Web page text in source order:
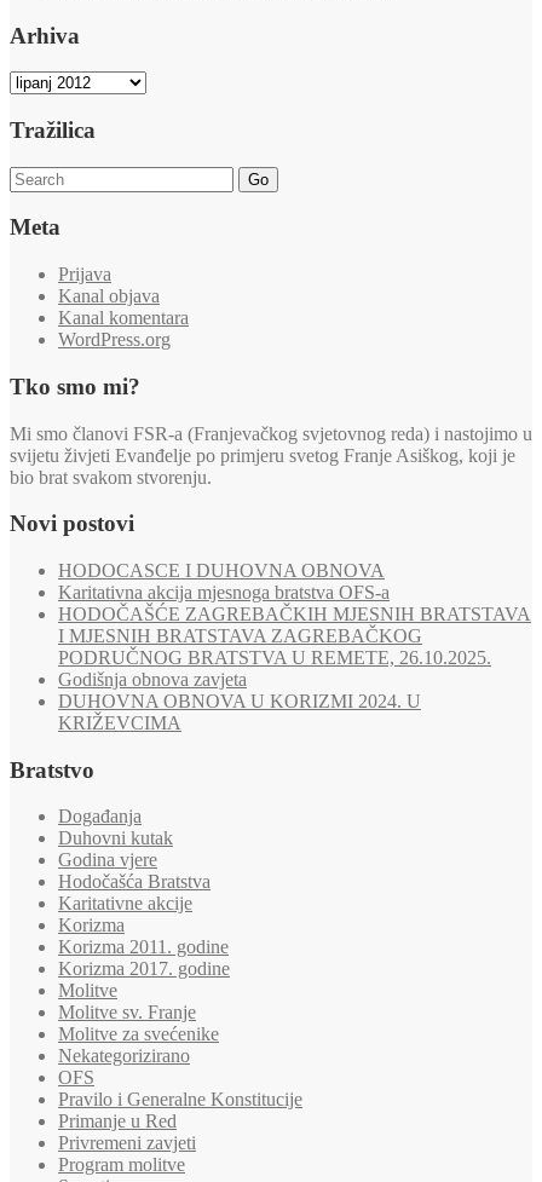
Arhiva
Arhiva
Tražilica
Go
Meta
Prijava
Kanal objava
Kanal komentara
WordPress.org
Tko smo mi?
Mi smo članovi FSR-a (Franjevačkog svjetovnog reda) i nastojimo u
svijetu živjeti Evanđelje po primjeru svetog Franje Asiškog, koji je
bio brat svakom stvorenju.
Novi postovi
HODOCASCE I DUHOVNA OBNOVA
Karitativna akcija mjesnoga bratstva OFS-a
HODOČAŠĆE ZAGREBAČKIH MJESNIH BRATSTAVA
I MJESNIH BRATSTAVA ZAGREBAČKOG
PODRUČNOG BRATSTVA U REMETE, 26.10.2025.
Godišnja obnova zavjeta
DUHOVNA OBNOVA U KORIZMI 2024. U
KRIŽEVCIMA
Bratstvo
Događanja
Duhovni kutak
Godina vjere
Hodočašća Bratstva
Karitativne akcije
Korizma
Korizma 2011. godine
Korizma 2017. godine
Molitve
Molitve sv. Franje
Molitve za svećenike
Nekategorizirano
OFS
Pravilo i Generalne Konstitucije
Primanje u Red
Privremeni zavjeti
Program molitve